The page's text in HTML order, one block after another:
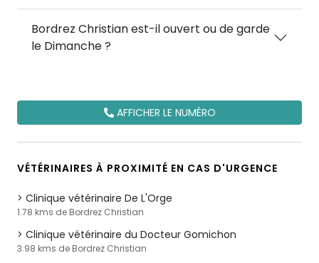
Bordrez Christian est-il ouvert ou de garde
le Dimanche ?
AFFICHER LE NUMÉRO
VÉTÉRINAIRES À PROXIMITÉ EN CAS D'URGENCE
Clinique vétérinaire De L'Orge
1.78 kms de Bordrez Christian
Clinique vétérinaire du Docteur Gomichon
3.98 kms de Bordrez Christian